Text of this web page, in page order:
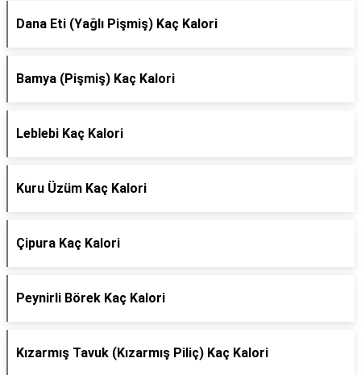
Dana Eti (Yağlı Pişmiş) Kaç Kalori
Bamya (Pişmiş) Kaç Kalori
Leblebi Kaç Kalori
Kuru Üzüm Kaç Kalori
Çipura Kaç Kalori
Peynirli Börek Kaç Kalori
Kızarmış Tavuk (Kızarmış Piliç) Kaç Kalori